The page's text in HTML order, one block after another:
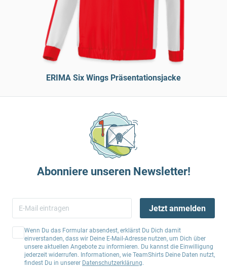
ERIMA Six Wings Präsentationsjacke
Abonniere unseren Newsletter!
Jetzt anmelden
Wenn Du das Formular absendest, erklärst Du Dich damit
einverstanden, dass wir Deine E-Mail-Adresse nutzen, um Dich über
unsere aktuellen Angebote zu informieren. Du kannst die Einwilligung
jederzeit widerrufen. Informationen, wie TeamShirts Deine Daten nutzt,
findest Du in unserer Datenschutzerklärung.